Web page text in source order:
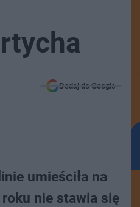
Dodaj do Google
umieściła na
nie stawia się